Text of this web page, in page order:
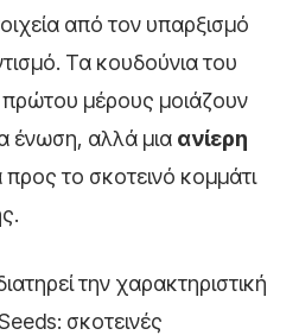
από τον υπαρξισμό
Τα κουδούνια του
μέρους μοιάζουν
ένωση, αλλά μια ανίερη
το σκοτεινό κομμάτι
την χαρακτηριστική
σκοτεινές